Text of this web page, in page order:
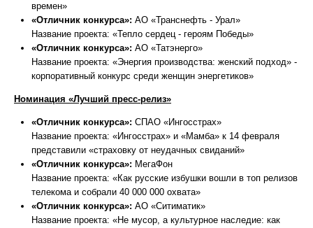
времен»
«Отличник конкурса»: АО «Транснефть - Урал»
Название проекта: «Тепло сердец - героям Победы»
«Отличник конкурса»: АО «Татэнерго»
Название проекта: «Энергия производства: женский подход» -
корпоративный конкурс среди женщин энергетиков»
Номинация «Лучший пресс-релиз»
«Отличник конкурса»: СПАО «Ингосстрах»
Название проекта: «Ингосстрах» и «Мамба» к 14 февраля
представили «страховку от неудачных свиданий»
«Отличник конкурса»: МегаФон
Название проекта: «Как русские избушки вошли в топ релизов
телекома и собрали 40 000 000 охвата»
«Отличник конкурса»: АО «Ситиматик»
Название проекта: «Не мусор, а культурное наследие: как